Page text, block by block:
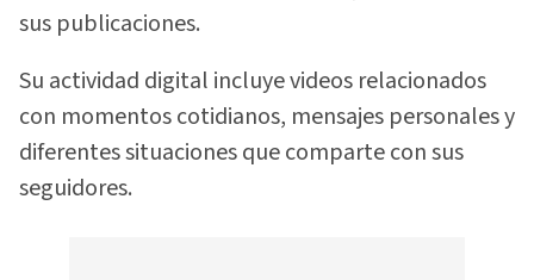
sus publicaciones.
Su actividad digital incluye videos relacionados
con momentos cotidianos, mensajes personales y
diferentes situaciones que comparte con sus
seguidores.